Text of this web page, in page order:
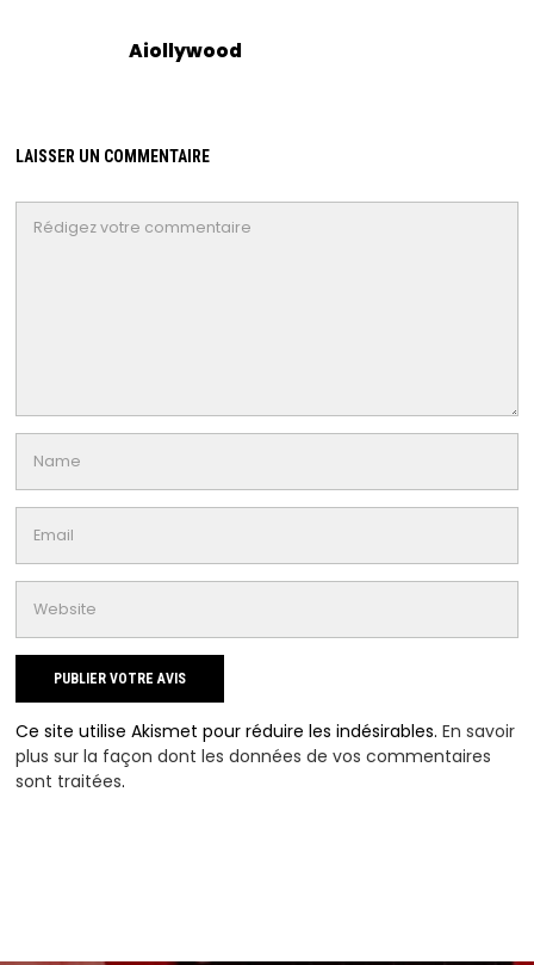
Aiollywood
LAISSER UN COMMENTAIRE
Ce site utilise Akismet pour réduire les indésirables.En savoir
plus sur la façon dont les données de vos commentaires
sont traitées.